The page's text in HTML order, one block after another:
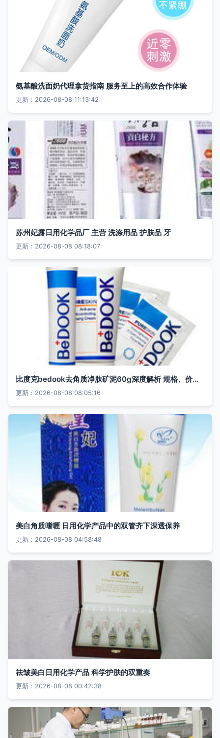
氨基酸洗面奶代理拿货指南 服务至上的高效合作体验
更新：2026-08-08 11:13:42
苏州妃露日用化学品厂 主营 洗涤用品 护肤品 牙
更新：2026-08-08 08:18:07
比度克bedook去角质净肤矿泥60g深度解析 规格、价格与日常护肤价值
更新：2026-08-08 08:05:16
美白角质嗜喱 日用化学产品中的双管齐下深透保养
更新：2026-08-08 04:58:48
祛皱美白日用化学产品 科学护肤的双重奏
更新：2026-08-08 00:42:38